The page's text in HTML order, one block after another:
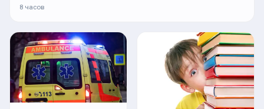
8 часов